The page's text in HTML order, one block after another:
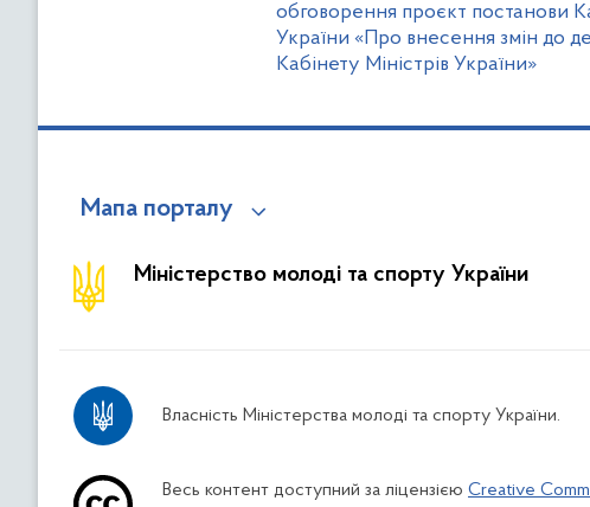
обговорення проєкт постанови
України «Про внесення змін до
Кабінету Міністрів України»
Мапа порталу
Міністерство молоді та спорту України
Власність Міністерства молоді та спорту України.
Весь контент доступний за ліцензією Creative